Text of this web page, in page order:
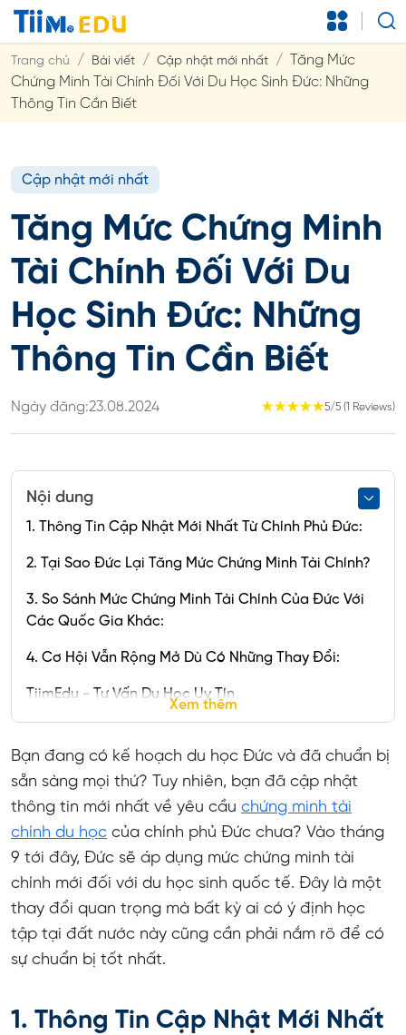
Trang chủ Bài viết Cập nhật mới nhất
Tăng Mức
Chứng Minh Tài Chính Đối Với Du Học Sinh Đức: Những
Thông Tin Cần Biết
Cập nhật mới nhất
Tăng Mức Chứng Minh
Tài Chính Đối Với Du
Học Sinh Đức: Những
Thông Tin Cần Biết
Ngày đăng:23.08.2024 ☆
☆
☆
☆
☆ 5/5 (1 Reviews)
Nội dung
1. Thông Tin Cập Nhật Mới Nhất Từ Chính Phủ Đức:
2. Tại Sao Đức Lại Tăng Mức Chứng Minh Tài Chính?
3. So Sánh Mức Chứng Minh Tài Chính Của Đức Với
Các Quốc Gia Khác:
4. Cơ Hội Vẫn Rộng Mở Dù Có Những Thay Đổi:
TiimEdu - Tư Vấn Du Học Uy Tín
Xem thêm
Bạn đang có kế hoạch du học Đức và đã chuẩn bị
sẵn sàng mọi thứ? Tuy nhiên, bạn đã cập nhật
thông tin mới nhất về yêu cầu chứng minh tài
chính du học của chính phủ Đức chưa? Vào tháng
9 tới đây, Đức sẽ áp dụng mức chứng minh tài
chính mới đối với du học sinh quốc tế. Đây là một
thay đổi quan trọng mà bất kỳ ai có ý định học
tập tại đất nước này cũng cần phải nắm rõ để có
sự chuẩn bị tốt nhất.
1. Thông Tin Cập Nhật Mới Nhất